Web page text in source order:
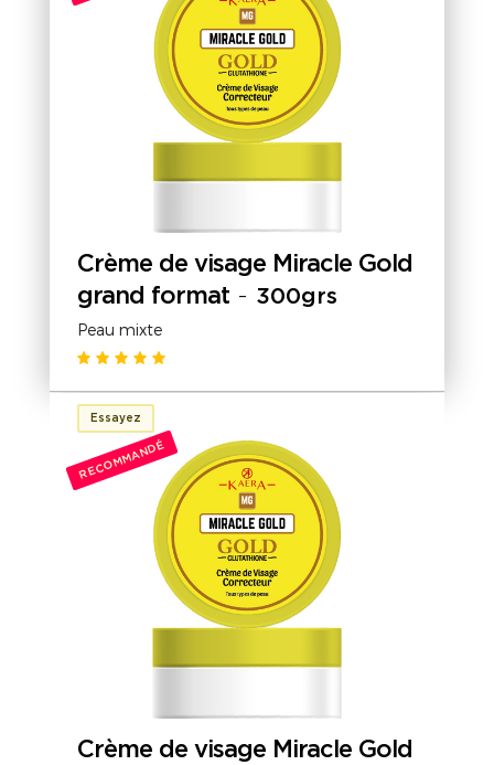
Crème de visage Miracle Gold
grand format- 300grs
Peau mixte
Essayez
RECOMMANDÉ
Crème de visage Miracle Gold